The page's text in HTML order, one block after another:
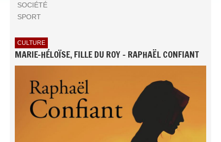
SOCIÉTÉ
SPORT
CULTURE
MARIE-HÉLOÏSE, FILLE DU ROY - RAPHAËL CONFIANT